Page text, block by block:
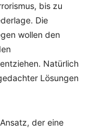
bis zu
Die
wollen den
Natürlich
Lösungen
der eine